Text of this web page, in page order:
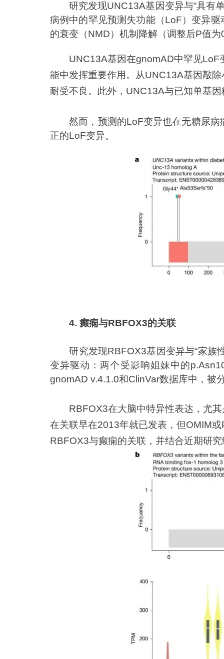
研究发现UNC13A基因变异与“具有
病例中的罕见预测失功能（LoF）变异
的衰变（NMD）机制降解（调整后P值
UNC13A基因在gnomAD中罕见LoF
能中发挥重要作用。从UNC13A基因敲
耐受不良。此外，UNC13A与已知单基
然而，预测的LoF变异也在无糖尿
正的LoF变异。
4. 癫痫与RBFOX3的关联
研究发现RBFOX3基因变异与“家族
变异驱动：两个受影响姐妹中的
gnomAD v.4.1.0和ClinVar数据库中，被
RBFOX3在大脑中特异性表达，尤
在关联早在2013年就已发表，但OMIM
RBFOX3与癫痫的关联，并结合近期研